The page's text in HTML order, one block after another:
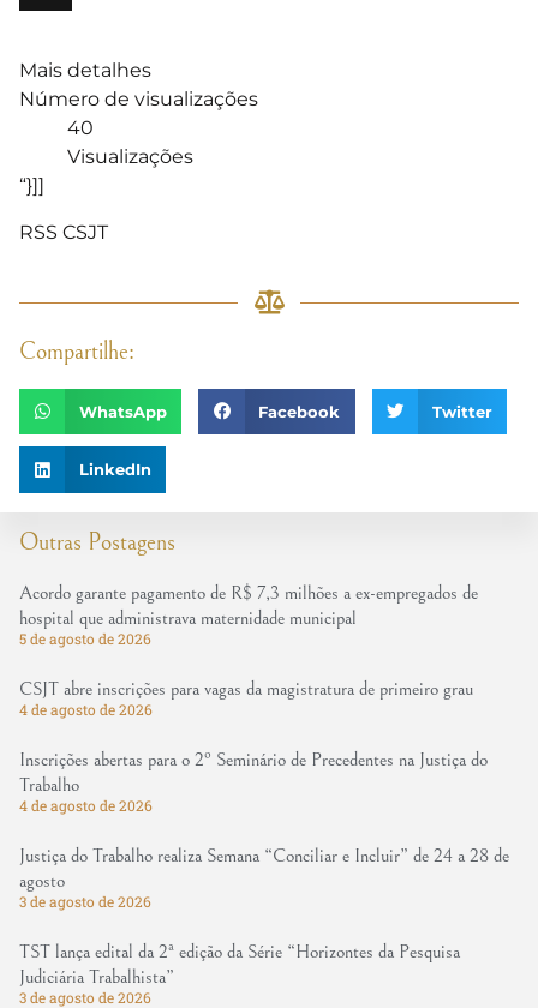
Outras Postagens
Acordo garante pagamento de R$ 7,3 milhões a ex-empregados de
hospital que administrava maternidade municipal
5 de agosto de 2026
CSJT abre inscrições para vagas da magistratura de primeiro grau
4 de agosto de 2026
Inscrições abertas para o 2º Seminário de Precedentes na Justiça do
Trabalho
4 de agosto de 2026
Justiça do Trabalho realiza Semana “Conciliar e Incluir” de 24 a 28 de
agosto
3 de agosto de 2026
TST lança edital da 2ª edição da Série “Horizontes da Pesquisa
Judiciária Trabalhista”
3 de agosto de 2026
Mais detalhes
Número de visualizações
40
Visualizações
“}]]
RSS CSJT
Compartilhe:
WhatsApp Facebook Twitter
LinkedIn